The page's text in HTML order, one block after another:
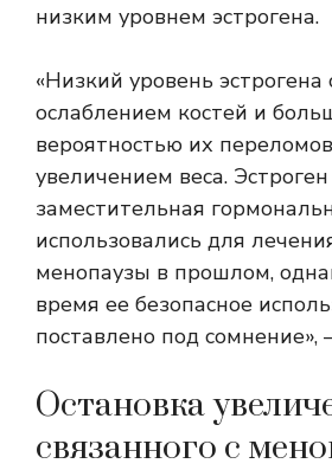
низким уровнем эстрогена.
«Низкий уровень эстрогена
ослаблением костей и
вероятностью их
увеличением веса.
заместительная
использовались для
менопаузы в прошлом,
время ее безопасное
поставлено под
Остановка
связанного с